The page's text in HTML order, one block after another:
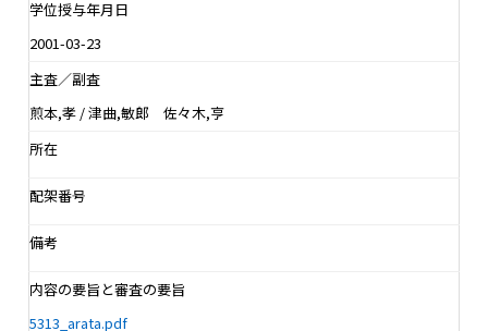
学位授与年月日
2001-03-23
主査／副査
煎本,孝 / 津曲,敏郎 佐々木,亨
所在
配架番号
備考
内容の要旨と審査の要旨
5313_arata.pdf